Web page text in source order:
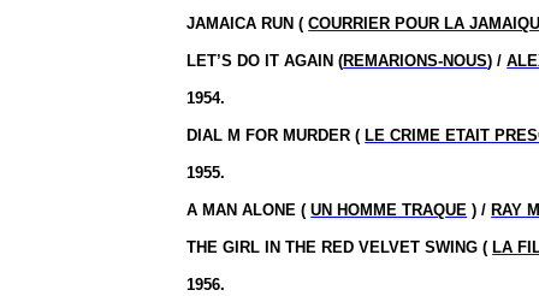
JAMAICA RUN (COURRIER POUR LA
LET’S DO IT AGAIN (REMARIONS-NOUS) /
1954.
DIAL M FOR MURDER ( LE CRIME ETAIT
1955.
A MAN ALONE (UN HOMME TRAQUE ) / RAY
THE GIRL IN THE RED VELVET SWING ( LA
1956.